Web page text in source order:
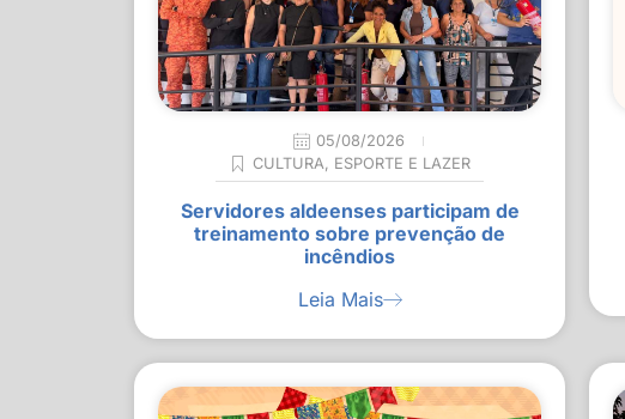
05/08/2026
CULTURA, ESPORTE E LAZER
Servidores aldeenses participam de
treinamento sobre prevenção de
incêndios
Leia Mais